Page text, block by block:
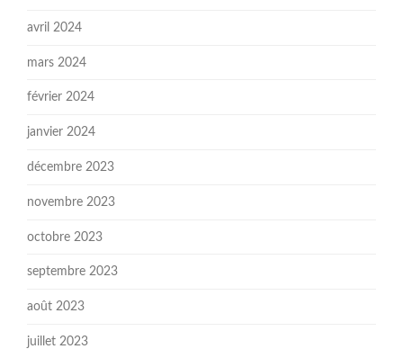
avril 2024
mars 2024
février 2024
janvier 2024
décembre 2023
novembre 2023
octobre 2023
septembre 2023
août 2023
juillet 2023